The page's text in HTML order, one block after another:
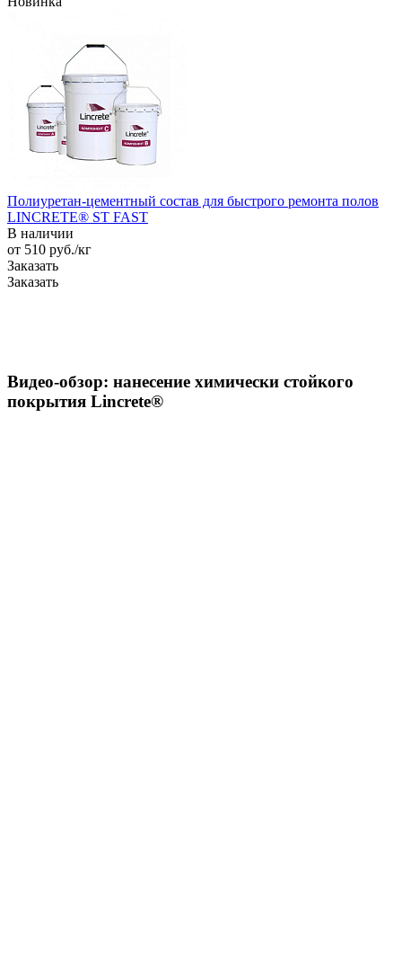
Полиуретан-цементный состав для быстрого ремонта полов
LINCRETE® ST FAST
В наличии
от 510 руб./кг
Заказать
Заказать
Видео-обзор: нанесение химически стойкого
покрытия Lincrete®️